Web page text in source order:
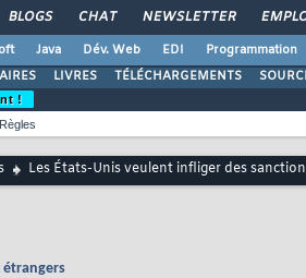
BLOGS CHAT NEWSLETTER
Java Dév. Web EDI Programmation
LIVRES TÉLÉCHARGEMENTS
!
Règles
Les États-Unis veulent infliger des
étrangers